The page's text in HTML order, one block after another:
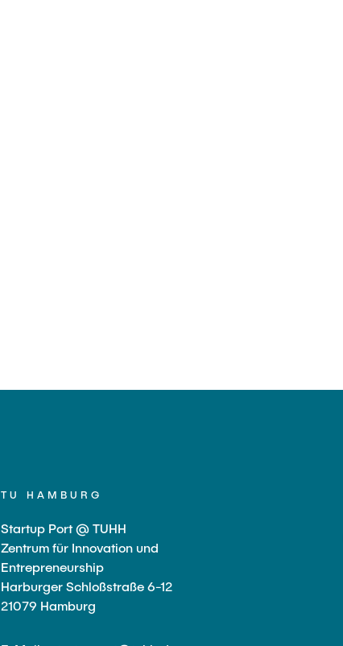
TU HAMBURG
Startup Port @ TUHH
Zentrum für Innovation und
Entrepreneurship
Harburger Schloßstraße 6-12
21079 Hamburg